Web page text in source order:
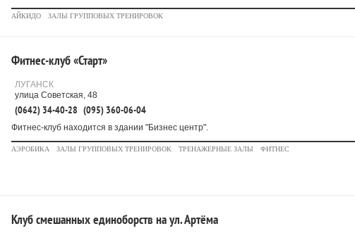
АЙКИДО ЗАЛЫ ГРУППОВЫХ ТРЕНИРОВОК
Фитнес-клуб «Старт»
ЛУГАНСК
улица Советская, 48
(0642) 34-40-28 (095) 360-06-04
Фитнес-клуб находится в здании "Бизнес центр".
АЭРОБИКА ЗАЛЫ ГРУППОВЫХ ТРЕНИРОВОК ТРЕНАЖЕРНЫЕ ЗАЛЫ ФИТНЕС
Клуб смешанных единоборств на ул. Артёма